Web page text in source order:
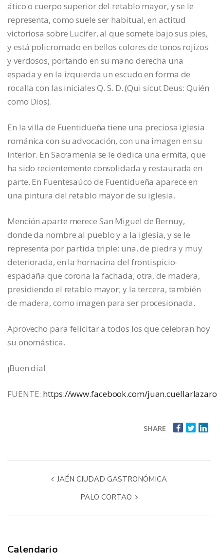
ático o cuerpo superior del retablo mayor, y se le
representa, como suele ser habitual, en actitud
victoriosa sobre Lucifer, al que somete bajo sus pies,
y está policromado en bellos colores de tonos rojizos
y verdosos, portando en su mano derecha una
espada y en la izquierda un escudo en forma de
rocalla con las iniciales Q. S. D. (Qui sicut Deus: Quién
como Dios).
En la villa de Fuentidueña tiene una preciosa iglesia
románica con su advocación, con una imagen en su
interior. En Sacramenia se le dedica una ermita, que
ha sido recientemente consolidada y restaurada en
parte. En Fuentesaúco de Fuentidueña aparece en
una pintura del retablo mayor de su iglesia.
Mención aparte merece San Miguel de Bernuy,
donde da nombre al pueblo y a la iglesia, y se le
representa por partida triple: una, de piedra y muy
deteriorada, en la hornacina del frontispicio-
espadaña que corona la fachada; otra, de madera,
presidiendo el retablo mayor; y la tercera, también
de madera, como imagen para ser procesionada.
Aprovecho para felicitar a todos los que celebran hoy
su onomástica.
¡Buen día!
FUENTE: https://www.facebook.com/juan.cuellarlazaro
SHARE
JAÉN CIUDAD GASTRONÓMICA
PALO CORTAO
Calendario